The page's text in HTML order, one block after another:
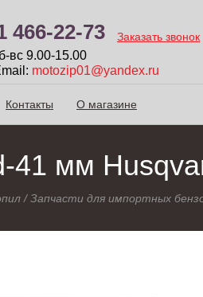
466-22-73 Заказать звонок
вc 9.00-15.00
motozip01@yandex.ru
Контакты О магазине
мм
/Запчасти для импортных